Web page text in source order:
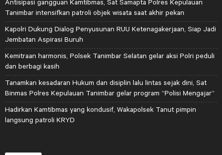
Antisipasi gangguan Kamtibmas, Sat Samapta Polres Kepulauan
Tanimbar intensifkan patroli objek wisata saat akhir pekan
Kapolri Dukung Dialog Penyusunan RUU Ketenagakerjaan, Siap Jadi
Jembatan Aspirasi Buruh
Kemitraan harmonis, Polsek Tanimbar Selatan gelar aksi Polri peduli
dan berbagi kasih
Tanamkan kesadaran Hukum dan disiplin lalu lintas sejak dini, Sat
Binmas Polres Kepulauan Tanimbar gelar program “Polisi Mengajar”
Hadirkan Kamtibmas yang kondusif, Wakapolsek Tanut pimpin
langsung patroli KRYD